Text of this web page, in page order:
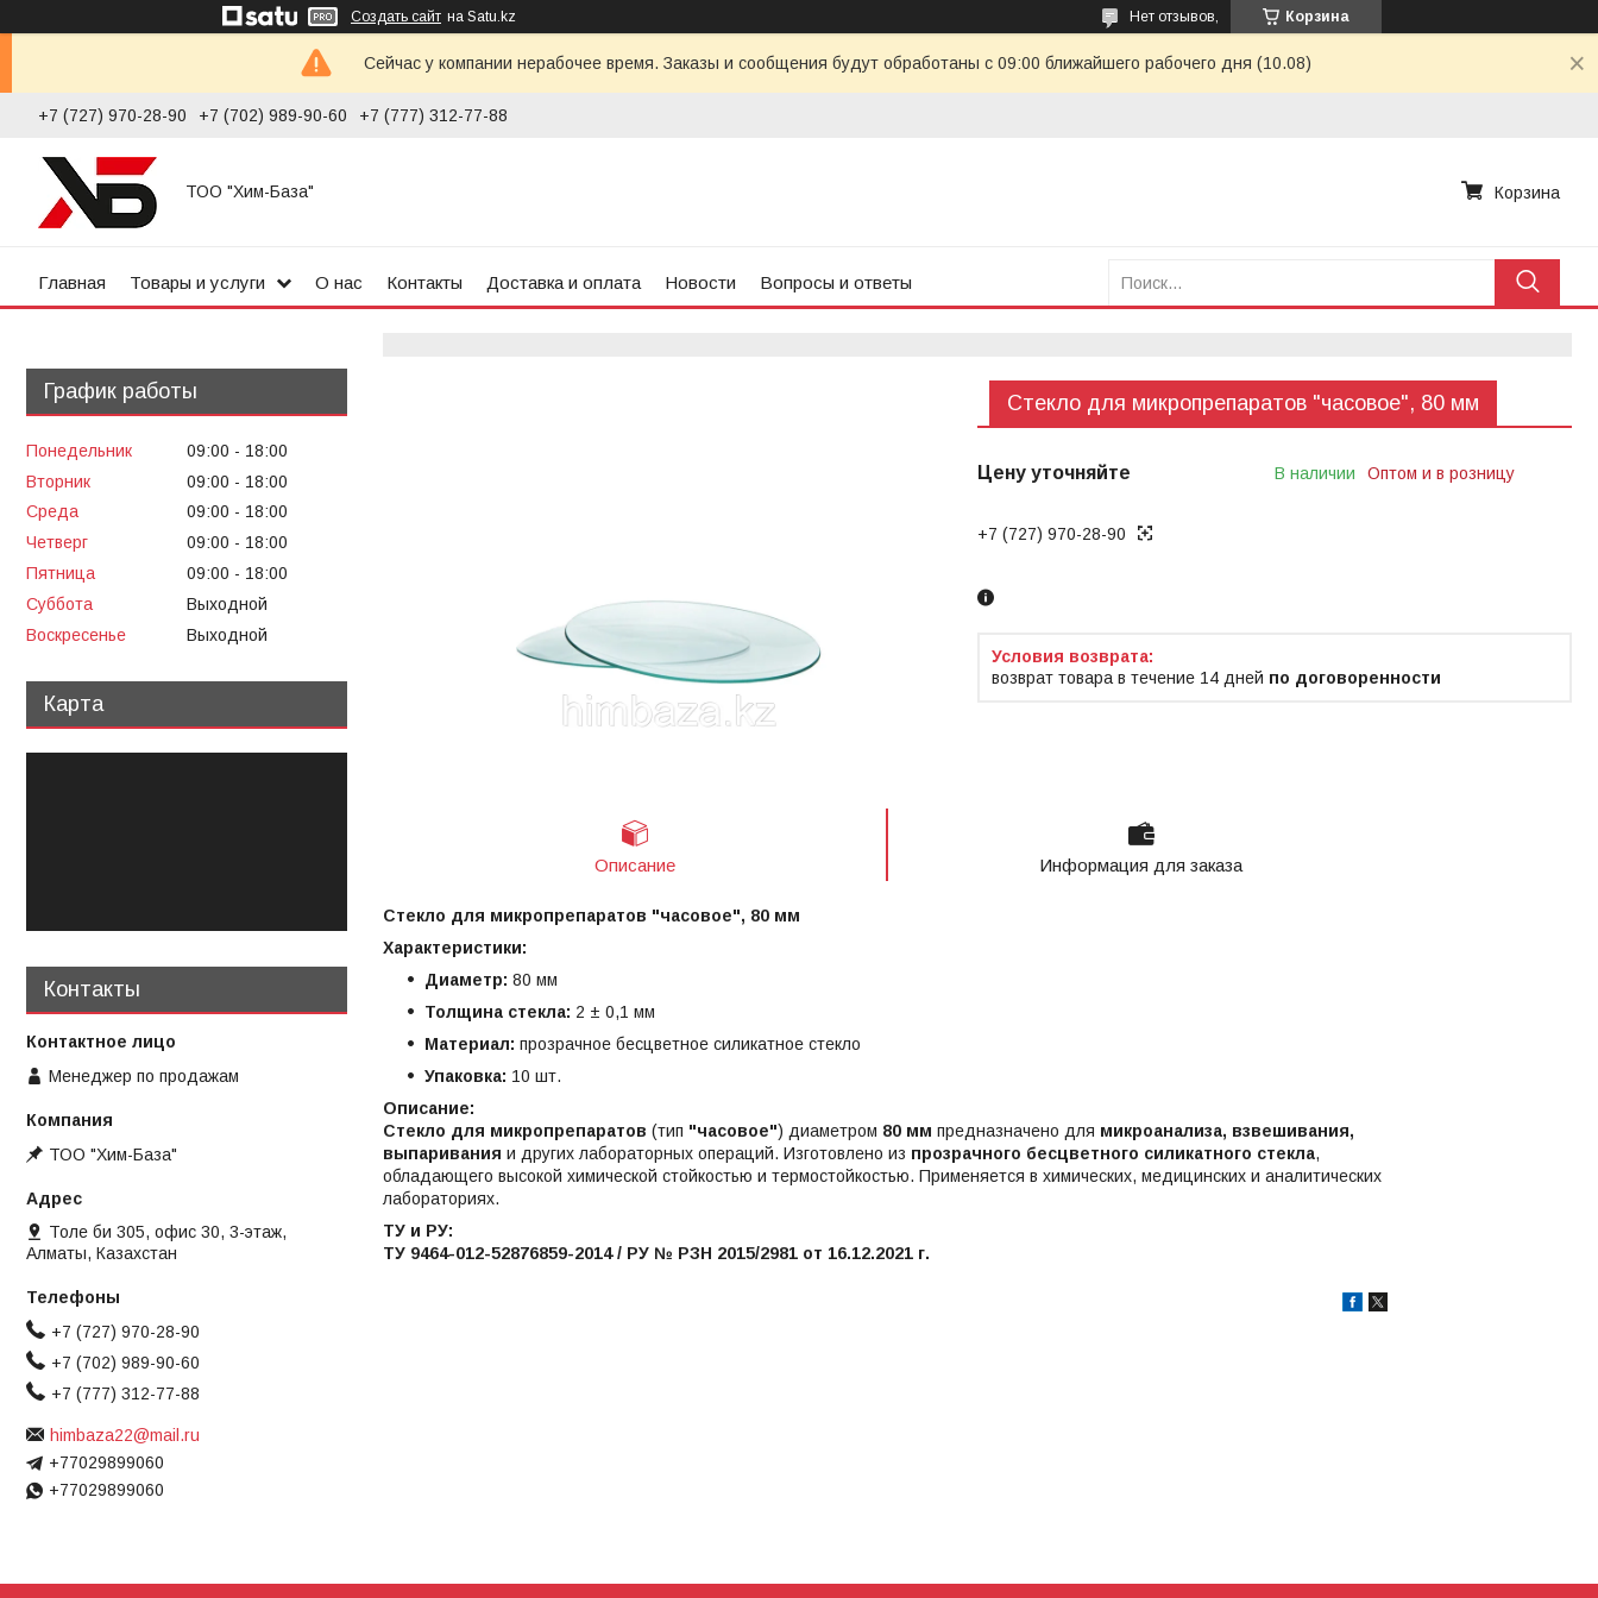
Создать сайт на Satu.kz Корзина
Нет отзывов,
Сейчас у компании нерабочее время. Заказы и сообщения будут обработаны с 09:00 ближайшего рабочего дня (10.08)
+7 (727) 970-28-90 +7 (702) 989-90-60 +7 (777) 312-77-88
ТОО "Хим-База" Корзина
Главная Товары и услуги О нас Контакты Доставка и оплата Новости Вопросы и ответы
Стекло для микропрепаратов "часовое", 80 мм
Цену уточняйте В наличии Оптом и в розницу
+7 (727) 970-28-90
возврат товара в течение 14 дней по договоренности
Описание Информация для заказа
Стекло для микропрепаратов "часовое", 80 мм
Характеристики:
Диаметр: 80 мм
Толщина стекла: 2 ± 0,1 мм
Материал: прозрачное бесцветное силикатное стекло
Упаковка: 10 шт.
Описание:
Стекло для микропрепаратов (тип "часовое") диаметром 80 мм предназначено для микроанализа, взвешивания,
выпаривания и других лабораторных операций. Изготовлено из прозрачного бесцветного силикатного стекла,
обладающего высокой химической стойкостью и термостойкостью. Применяется в химических, медицинских и аналитических
лабораториях.
ТУ и РУ:
ТУ 9464-012-52876859-2014 / РУ № РЗН 2015/2981 от 16.12.2021 г.
График работы
Понедельник 09:00
18:00
Вторник
09:00
18:00
Среда
09:00
18:00
Четверг
09:00
18:00
Пятница
09:00
18:00
Суббота
Выходной
Воскресенье
Выходной
Карта
Контакты
Менеджер по продажам
ТОО "Хим-База"
Толе би 305, офис 30, 3-этаж,
Алматы, Казахстан
+7 (727) 970-28-90
+7 (702) 989-90-60
+7 (777) 312-77-88
himbaza22@mail.ru
+77029899060
+77029899060